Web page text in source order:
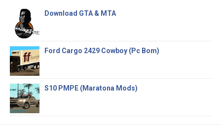
Download GTA & MTA
Ford Cargo 2429 Cowboy (Pc Bom)
S10 PMPE (Maratona Mods)